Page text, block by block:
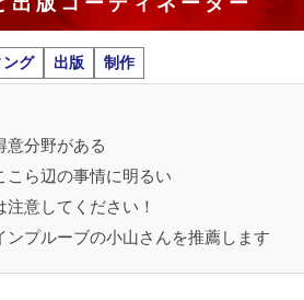
ング 出版 制作
意分野がある
こら辺の事情に明るい
意してください！
ンプルーブの小山さんを推薦します